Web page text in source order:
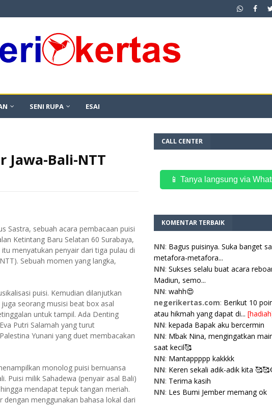
SENI RUPA ESAI
Jawa-Bali-NTT
Sastra, sebuah acara pembacaan puisi
Ketintang Baru Selatan 60 Surabaya,
menyatukan penyair dari tiga pulau di
Sebuah momen yang langka,
puisi. Kemudian dilanjutkan
seorang musisi beat box asal
untuk tampil. Ada Denting
Putri Salamah yang turut
Yunani yang duet membacakan
monolog puisi bernuansa
Puisi milik Sahadewa (penyair asal Bali)
mendapat tepuk tangan meriah.
menggunakan bahasa lokal dari
CALL CENTER
📱 Tanya langsung via
KOMENTAR TERBAIK
NN: Bagus puisinya. Suka banget
metafora-metafora...
NN: Sukses selalu buat acara
Madiun, semo...
NN: wahh😍
negerikertas.com: Berikut 10
atau hikmah yang dapat di...
NN: kepada Bapak aku bercermin
NN: Mbak Nina, mengingatkan
saat kecil🥰
NN: Mantappppp kakkkk
NN: Keren sekali adik-adik kita
NN: Terima kasih
NN: Les Bumi Jember memang ok